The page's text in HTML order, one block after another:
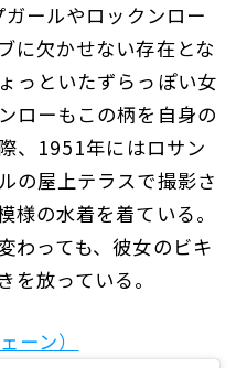
ールやロックンロー
に欠かせない存在とな
っといたずらっぽい女
ローもこの柄を自身の
、1951年にはロサン
の屋上テラスで撮影さ
様の水着を着ている。
わっても、彼女のビキ
を放っている。
ン）